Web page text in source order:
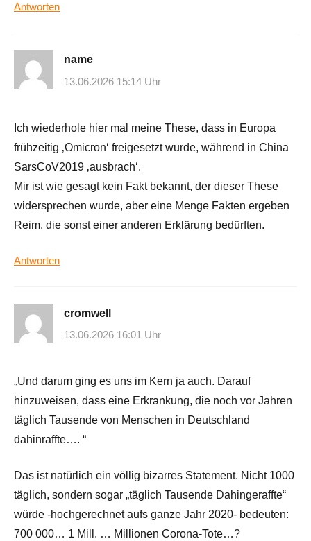
Antworten
name
13.06.2026 15:14 Uhr
Ich wiederhole hier mal meine These, dass in Europa
frühzeitig ‚Omicron‘ freigesetzt wurde, während in China
SarsCoV2019 ‚ausbrach‘.
Mir ist wie gesagt kein Fakt bekannt, der dieser These
widersprechen wurde, aber eine Menge Fakten ergeben
Reim, die sonst einer anderen Erklärung bedürften.
Antworten
cromwell
13.06.2026 16:01 Uhr
„Und darum ging es uns im Kern ja auch. Darauf
hinzuweisen, dass eine Erkrankung, die noch vor Jahren
täglich Tausende von Menschen in Deutschland
dahinraffte…. “
Das ist natürlich ein völlig bizarres Statement. Nicht 1000
täglich, sondern sogar „täglich Tausende Dahingeraffte“
würde -hochgerechnet aufs ganze Jahr 2020- bedeuten:
700 000… 1 Mill. … Millionen Corona-Tote…?